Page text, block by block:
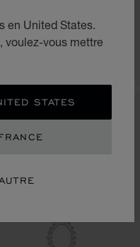
en United States.
voulez-vous mettre
STATES